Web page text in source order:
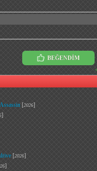
BEĞENDİM
[2026]
]
[2026]
]